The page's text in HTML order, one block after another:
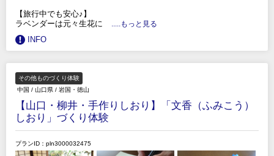
【旅行中でも安心♪】
ラベンダーは元々生花に
.....もっと見る
INFO
その他ものづくり体験
中国 / 山口県 / 岩国・徳山
【山口・柳井・手作りしおり】「文香（ふみこう）
しおり」づくり体験
プランID：pln3000032475